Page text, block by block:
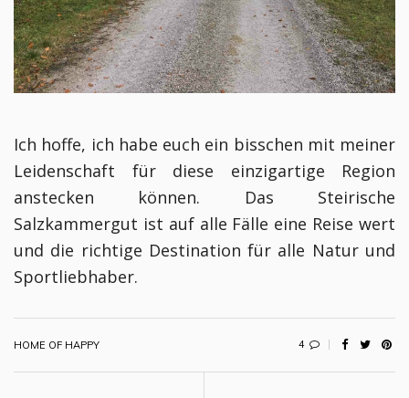
Ich hoffe, ich habe euch ein bisschen mit meiner
Leidenschaft für diese einzigartige Region
anstecken können. Das Steirische
Salzkammergut ist auf alle Fälle eine Reise wert
und die richtige Destination für alle Natur und
Sportliebhaber.
HOME OF HAPPY 4